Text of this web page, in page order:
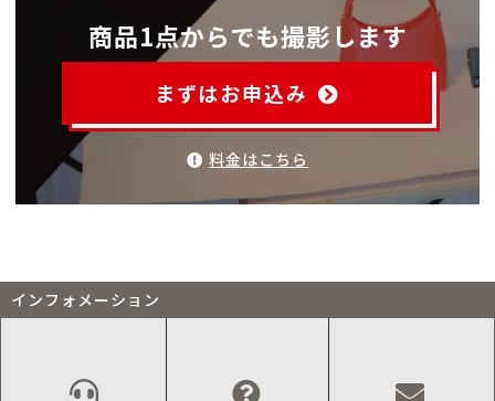
商品1点からでも撮影します
まずはお申込み
料金はこちら
インフォメーション